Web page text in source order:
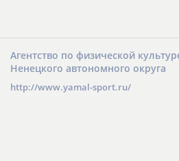
Агентство по физической
Ненецкого автономного округа
http://www.yamal-sport.ru/